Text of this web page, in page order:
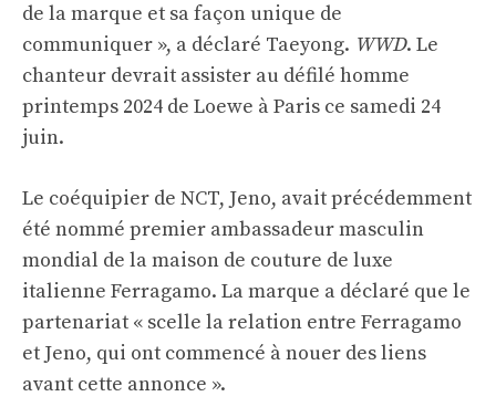
de la marque et sa façon unique de
communiquer », a déclaré Taeyong. WWD. Le
chanteur devrait assister au défilé homme
printemps 2024 de Loewe à Paris ce samedi 24
juin.
Le coéquipier de NCT, Jeno, avait précédemment
été nommé premier ambassadeur masculin
mondial de la maison de couture de luxe
italienne Ferragamo. La marque a déclaré que le
partenariat « scelle la relation entre Ferragamo
et Jeno, qui ont commencé à nouer des liens
avant cette annonce ».